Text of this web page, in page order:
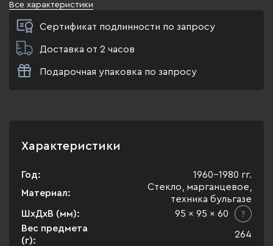
Все характеристики
Сертификат подлинности по запросу
Доставка от 2 часов
Подарочная упаковка по запросу
Характеристики
Год:
1960-1980 гг.
Материал:
Стекло, марганцевое,
техника бульгазе
ШхДхВ (мм):
95 x 95 x 60
Вес предмета
(г):
264